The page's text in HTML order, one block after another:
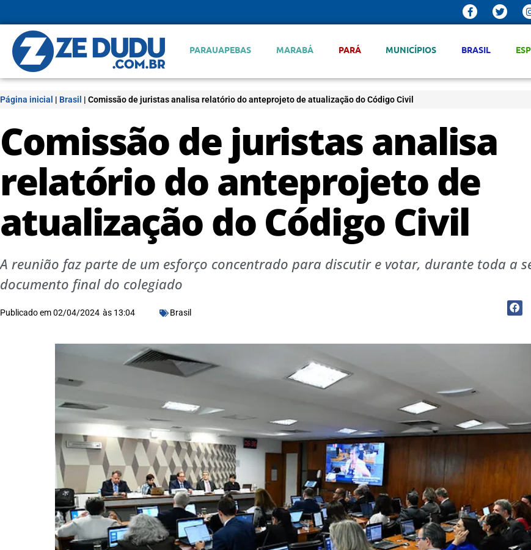
PARAUAPEBAS MARABÁ PARÁ MUNICÍPIOS BRASIL
Página inicial | Brasil | Comissão de juristas analisa relatório do anteprojeto de atualização do Código Civil
Comissão de juristas analisa
relatório do anteprojeto de
atualização do Código Civil
A reunião faz parte de um esforço concentrado para discutir e votar, durante toda a
documento final do colegiado
Publicado em02/04/2024 às 13:04 Brasil